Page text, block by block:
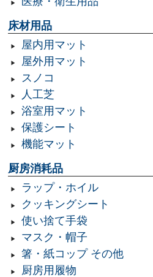
床材用品
屋内用マット
屋外用マット
スノコ
人工芝
浴室用マット
保護シート
機能マット
厨房消耗品
ラップ・ホイル
クッキングシート
使い捨て手袋
マスク・帽子
箸・紙コップ その他
厨房用履物